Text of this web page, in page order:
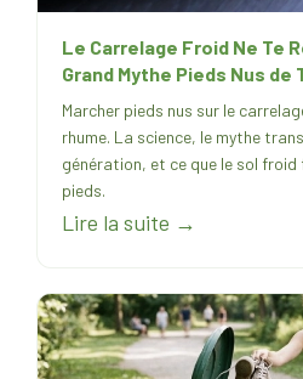
Le Carrelage Froid Ne Te
Grand Mythe Pieds Nus de
Marcher pieds nus sur le
rhume. La science, le mythe
génération, et ce que le sol
pieds.
Lire la suite →